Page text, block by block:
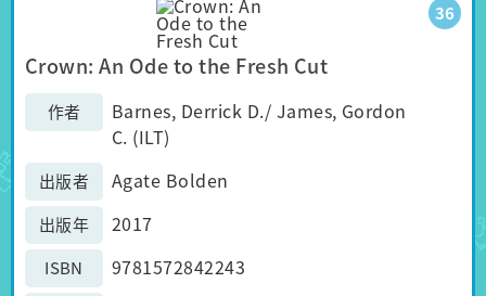
36
Crown: An Ode to the Fresh Cut
作者
Barnes, Derrick D./ James, Gordon
C. (ILT)
出版者 Agate Bolden
出版年 2017
ISBN 9781572842243